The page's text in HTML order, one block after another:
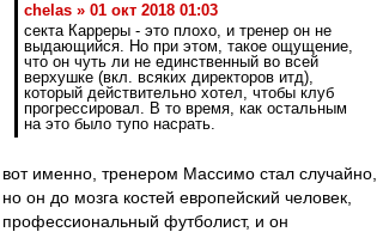
chelas » 01 окт 2018 01:03
секта Карреры - это плохо, и тренер он не
выдающийся. Но при этом, такое ощущение,
что он чуть ли не единственный во всей
верхушке (вкл. всяких директоров итд),
который действительно хотел, чтобы клуб
прогрессировал. В то время, как остальным
на это было тупо насрать.
вот именно, тренером Массимо стал случайно,
но он до мозга костей европейский человек,
профессиональный футболист, и он